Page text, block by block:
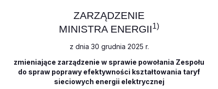
ZARZĄDZENIE
MINISTRA ENERGII1)
z dnia 30 grudnia 2025 r.
zmieniające zarządzenie w sprawie powołania Zespołu
do spraw poprawy efektywności kształtowania taryf
sieciowych energii elektrycznej